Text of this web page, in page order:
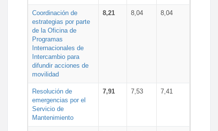
Coordinación de
estrategias por parte
de la Oficina de
Programas
Internacionales de
Intercambio para
difundir acciones de
movilidad
8,21 8,04 8,04
Resolución de
emergencias por el
Servicio de
Mantenimiento
7,91 7,53 7,41